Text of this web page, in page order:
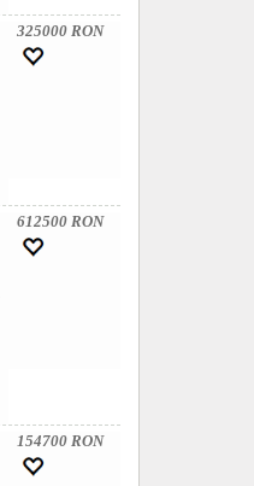
325000 RON
612500 RON
154700 RON